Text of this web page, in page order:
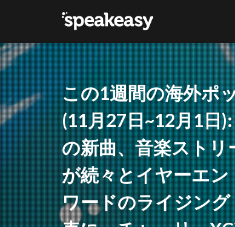
この1週間の海外ポ
(11月27日~12月1日
の新曲、音楽スト
が続々とイヤーエ
ワードのライジン
カテゴリ
タグ
Lana